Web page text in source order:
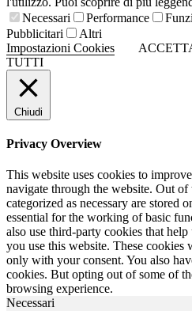
Necessari
Performance
Pubblicitari
Altri
Impostazioni Cookies
TUTTI
Chiudi
Privacy Overview
This website uses cookies to
navigate through the website. Out of
categorized as necessary are stored
essential for the working of basic
also use third-party cookies that
you use this website. These
only with your consent. You also
cookies. But opting out of some of
browsing experience.
Necessari